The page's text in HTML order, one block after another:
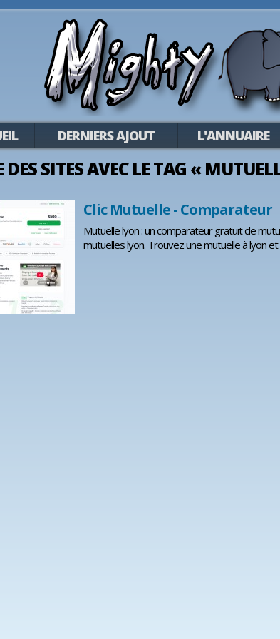
DERNIERS AJOUT L'ANNUAIRE
DES SITES AVEC LE TAG «
Clic Mutuelle - Comparateur
Mutuelle lyon : un comparateur gratuit de
mutuelles lyon. Trouvez une mutuelle à lyon